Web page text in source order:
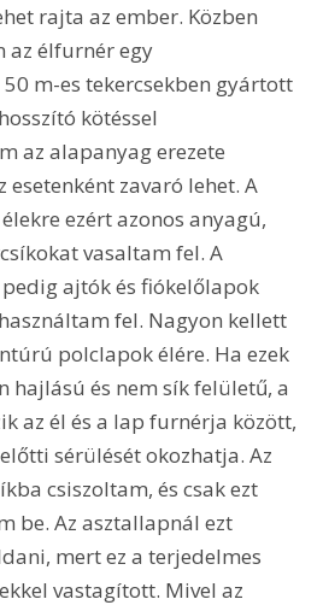
rajta az ember. Közben
az élfurnér egy
50 m-es tekercsekben gyártott
kötéssel
az alapanyag erezete
esetenként zavaró lehet. A
ezért azonos anyagú,
vasaltam fel. A
ajtók és fiókelőlapok
fel. Nagyon kellett
polclapok élére. Ha ezek
hajlású és nem sík felületű, a
az él és a lap furnérja között,
sérülését okozhatja. Az
csiszoltam, és csak ezt
be. Az asztallapnál ezt
mert ez a terjedelmes
vastagított. Mivel az